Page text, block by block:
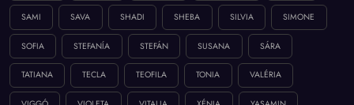
SAMI SAVA SHADI SHEBA SILVIA SIMONE
SOFIA STEFANÍA STEFÁN SUSANA SÁRA
TATIANA TECLA TEOFILA TONIA VALÉRIA